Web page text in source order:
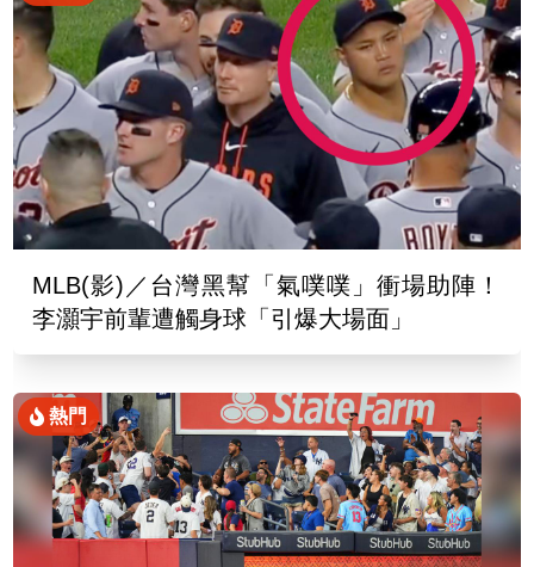
MLB(影)／台灣黑幫「氣噗噗」衝場助陣！
李灝宇前輩遭觸身球「引爆大場面」
熱門